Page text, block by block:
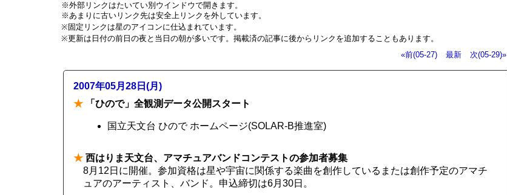
※外部リンクはたいてい別ウインドウで開きます。
※あまりに古いリンク先は安全上リンクを外しています。
※固定リンクは星のアイコンに仕込まれています。
※更新は日付の前日の夜と当日の朝が多いです。掲載済の記事に後からリンクを追加することもあります。
«前(05-27)
最新 次(05-29)»
2007年05月28日(月)
★ 「ひので」全観測データ公開スタート
国立天文台 ひので ホームページ(SOLAR-B推進室)
★ 西はりま天文台、アマチュアバンドコンテストの参加者募集
8月12日に開催。参加資格は星や宇宙に関係する楽曲を創作しているまたは創作予定のアマチ
ュアのアーティスト、バンド。申込締切は6月30日。